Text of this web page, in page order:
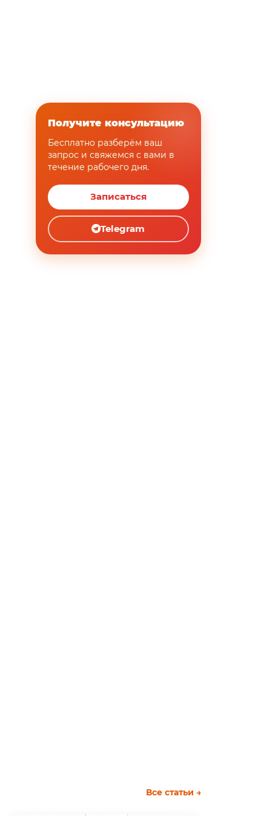
Получите консультацию
Бесплатно разберём ваш
запрос и свяжемся с вами в
течение рабочего дня.
Записаться
Telegram
Все статьи →